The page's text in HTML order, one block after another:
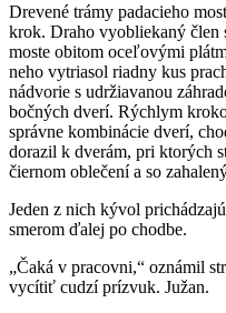
Drevené trámy padacieho
krok. Draho vyobliekaný člen
moste obitom oceľovými
neho vytriasol riadny kus
nádvorie s udržiavanou
bočných dverí. Rýchlym
správne kombinácie dverí,
dorazil k dverám, pri ktorých
čiernom oblečení a so
Jeden z nich kývol
smerom ďalej po chodbe.
„Čaká v pracovni,“ oznámil
vycítiť cudzí prízvuk. Južan.